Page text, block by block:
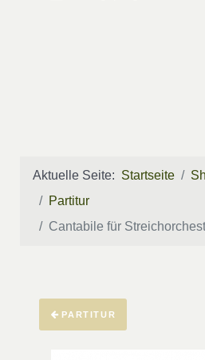
Aktuelle Seite: Startseite
Partitur
Cantabile für
PARTITUR